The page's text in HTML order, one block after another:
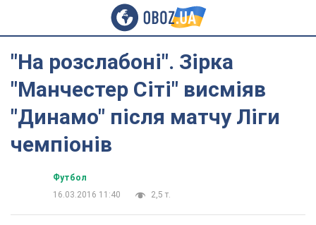
"На розслабоні". Зірка
"Манчестер Сіті" висміяв
"Динамо" після матчу Ліги
чемпіонів
Футбол
16.03.2016 11:40
2,5 т.